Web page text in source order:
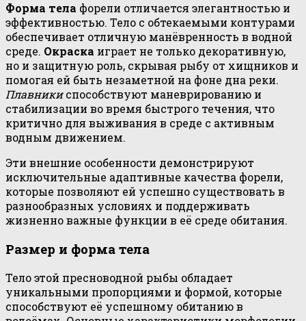
Форма тела форели отличается элегантностью и
эффективностью. Тело с обтекаемыми контурами
обеспечивает отличную манёвренность в водной
среде. Окраска играет не только декоративную,
но и защитную роль, скрывая рыбу от хищников и
помогая ей быть незаметной на фоне дна реки.
Плавникиспособствуют маневрированию и
стабилизации во время быстрого течения, что
критично для выживания в среде с активным
водным движением.
Эти внешние особенности демонстрируют
исключительные адаптивные качества форели,
которые позволяют ей успешно существовать в
разнообразных условиях и поддерживать
жизненно важные функции в её среде обитания.
Размер и форма тела
Тело этой пресноводной рыбы обладает
уникальными пропорциями и формой, которые
способствуют её успешному обитанию в